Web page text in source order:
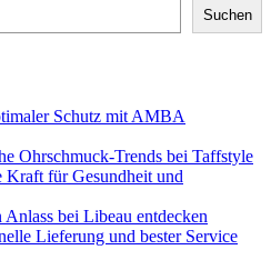
Suchen
Schutz mit AMBA
Ohrschmuck-Trends bei Taffstyle
für Gesundheit und
bei Libeau entdecken
Lieferung und bester Service